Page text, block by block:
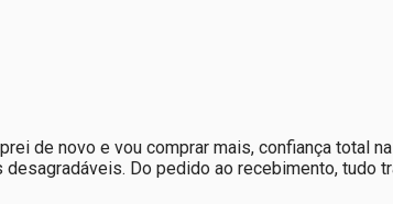
de novo e vou comprar mais, confiança total
Do pedido ao recebimento, tudo